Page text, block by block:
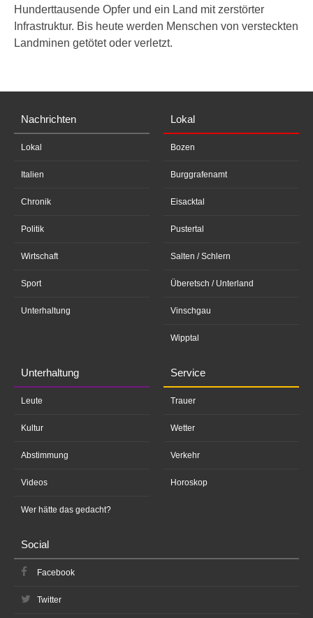
Hunderttausende Opfer und ein Land mit zerstörter
Infrastruktur. Bis heute werden Menschen von versteckten
Landminen getötet oder verletzt.
Nachrichten
Lokal
Italien
Chronik
Politik
Wirtschaft
Sport
Unterhaltung
Lokal
Bozen
Burggrafenamt
Eisacktal
Pustertal
Salten / Schlern
Überetsch / Unterland
Vinschgau
Wipptal
Unterhaltung
Leute
Kultur
Abstimmung
Videos
Wer hätte das gedacht?
Service
Trauer
Wetter
Verkehr
Horoskop
Social
Facebook
Twitter